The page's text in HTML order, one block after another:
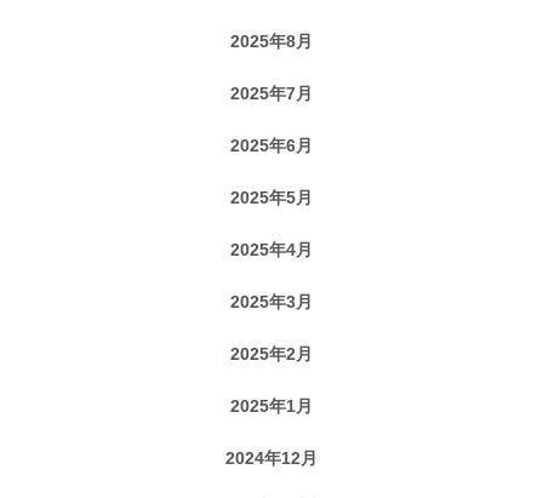
2025年8月
2025年7月
2025年6月
2025年5月
2025年4月
2025年3月
2025年2月
2025年1月
2024年12月